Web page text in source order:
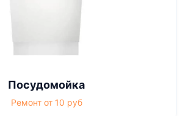
Посудомойка
Ремонт от 10 руб